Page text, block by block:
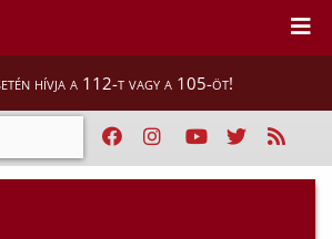
hívja a 112-t vagy a 105-öt!